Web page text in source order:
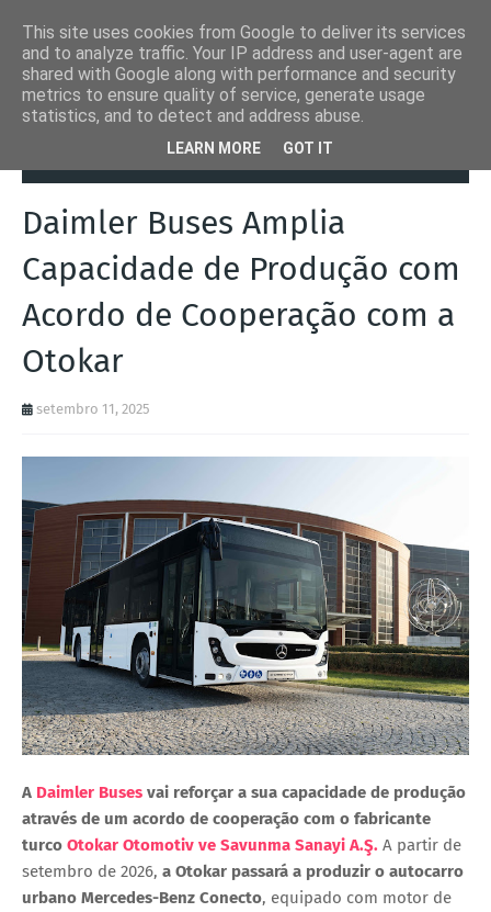
Autoads.pt
Daimler Buses Amplia Capacidade de
Daimler Buses Amplia
Capacidade de Produção com
Acordo de Cooperação com a
Otokar
setembro 11, 2025
A Daimler Buses vai reforçar a sua capacidade de produção
através de um acordo de cooperação com o fabricante
turco Otokar Otomotiv ve Savunma Sanayi A.Ş. A partir de
setembro de 2026, a Otokar passará a produzir o autocarro
urbano Mercedes-Benz Conecto, equipado com motor de
This site uses cookies from Google to deliver its services
and to analyze traffic. Your IP address and user-agent are
shared with Google along with performance and security
metrics to ensure quality of service, generate usage
statistics, and to detect and address abuse.
LEARN MORE GOT IT